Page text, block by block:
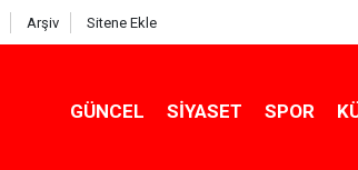
Arşiv Sitene Ekle
GÜNCEL SIYASET SPOR